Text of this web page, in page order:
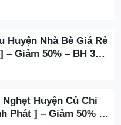
Huyện Nhà Bè Giá Rẻ
– Giảm 50% – BH 3
Huyện Củ Chi
Phát ] – Giảm 50% –